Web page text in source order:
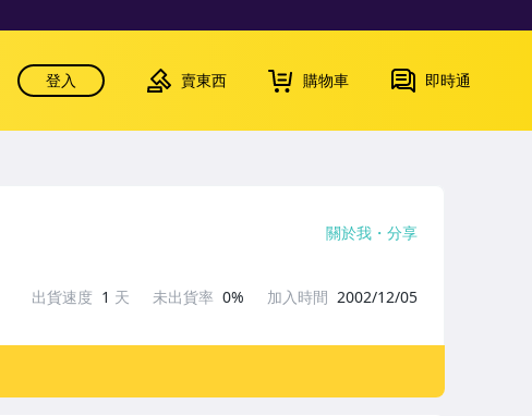
登入 賣東西 購物車 即時通
關於我 分享
出貨速度 1 天 未出貨率 0% 加入時間 2002/12/05